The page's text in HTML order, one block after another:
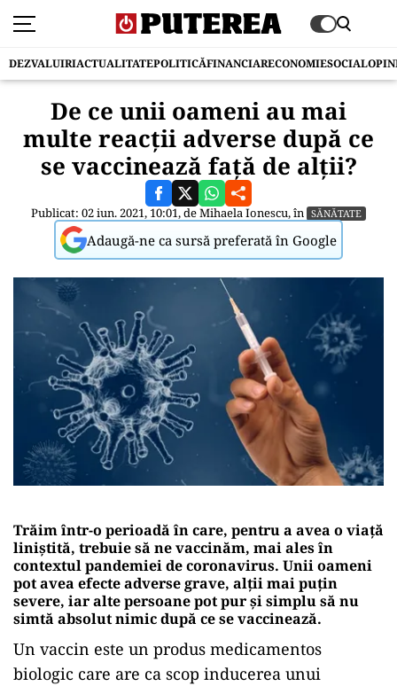
DEZVALUIRIACTUALITATEPOLITICĂFINANCIARECONOMIESOCIAL
De ce unii oameni au mai
multe reacții adverse după ce
se vaccinează față de alții?
Publicat: 02 iun. 2021, 10:01, deMihaela Ionescu, în SĂNĂTATE
Adaugă-ne ca sursă preferată în Google
Trăim într-o perioadă în care, pentru a avea o viață
liniștită, trebuie să ne vaccinăm, mai ales în
contextul pandemiei de coronavirus. Unii oameni
pot avea efecte adverse grave, alții mai puțin
severe, iar alte persoane pot pur și simplu să nu
simtă absolut nimic după ce se vaccinează.
Un vaccin este un produs medicamentos
biologic care are ca scop inducerea unui